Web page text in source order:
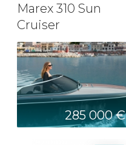
Marex 310 Sun
Cruiser
285 000 €